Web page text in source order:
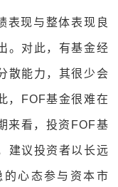
表现与整体表现良
。对此，有基金经
散能力，其很少会
，FOF基金很难在
来看，投资FOF基
建议投资者以长远
的心态参与资本市